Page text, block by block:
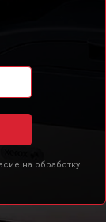
на обработку